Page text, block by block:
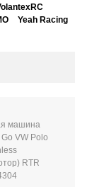
Yeah Racing